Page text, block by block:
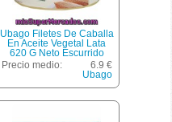
Ubago Filetes De Caballa
En Aceite Vegetal Lata
620 G Neto Escurrido
Precio medio:
6.9 €
Ubago